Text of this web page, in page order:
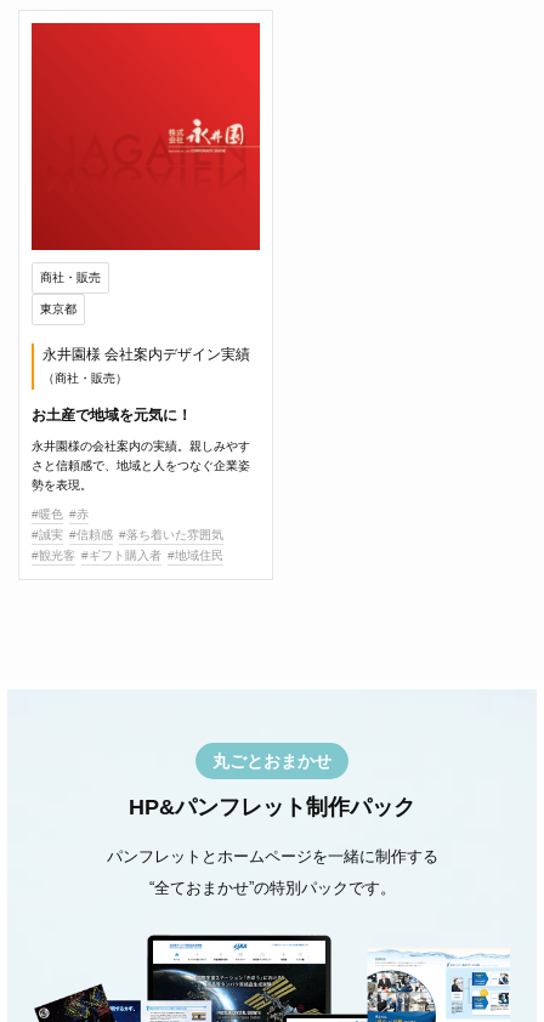
商社・販売
東京都
永井園様 会社案内デザイン実績
（商社・販売）
お土産で地域を元気に！
永井園様の会社案内の実績。親しみやす
さと信頼感で、地域と人をつなぐ企業姿
勢を表現。
#暖色 #赤
#誠実 #信頼感 #落ち着いた雰囲気
#観光客 #ギフト購入者 #地域住民
丸ごとおまかせ
HP&パンフレット制作パック
パンフレットとホームページを一緒に制作する
“全ておまかせ”の特別パックです。